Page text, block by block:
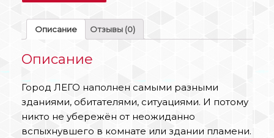
Описание Отзывы (0)
Описание
Город ЛЕГО наполнен самыми разными
зданиями, обитателями, ситуациями. И потому
никто не убережён от неожиданно
вспыхнувшего в комнате или здании пламени.